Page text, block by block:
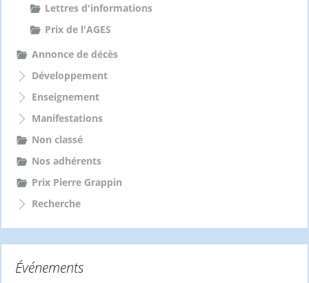
Lettres d'informations
Prix de l'AGES
Annonce de décès
Développement
Enseignement
Manifestations
Non classé
Nos adhérents
Prix Pierre Grappin
Recherche
Événements